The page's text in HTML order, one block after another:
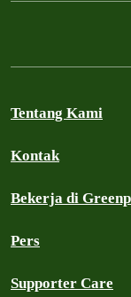
Tentang Kami
Kontak
Bekerja di
Pers
Supporter Care